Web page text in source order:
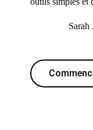
Sarah